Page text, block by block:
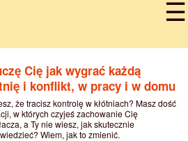
Cię jak wygrać każdą
i konflikt, w pracy i w domu
że tracisz kontrolę w kłótniach? Masz dość
w których czyjeś zachowanie Cię
a Ty nie wiesz, jak skutecznie
Wiem, jak to zmienić.